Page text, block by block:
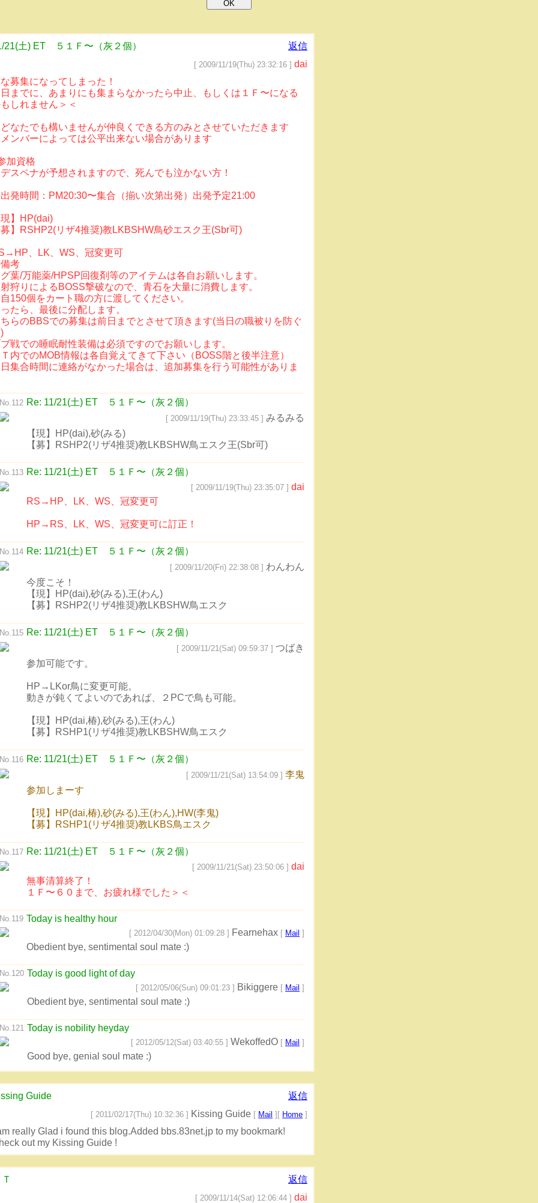
21(土) ET ５１Ｆ〜（灰２個） 返信
[ 2009/11/19(Thu) 23:32:16 ] dai
募集になってしまった！
までに、あまりにも集まらなかったら中止、もしくは１Ｆ〜になる
しれません＞＜
なたでも構いませんが仲良くできる方のみとさせていただきます
ンバーによっては公平出来ない場合があります
加資格
スペナが予想されますので、死んでも泣かない方！
発時間：PM20:30〜集合（揃い次第出発）出発予定21:00
】HP(dai)
】RSHP2(リザ4推奨)教LKBSHW鳥砂エスク王(Sbr可)
、LK、WS、冠変更可
考
葉/万能薬/HPSP回復剤等のアイテムは各自お願いします。
狩りによるBOSS撃破なので、青石を大量に消費します。
150個をカート職の方に渡してください。
たら、最後に分配します。
らのBBSでの募集は前日までとさせて頂きます(当日の職被りを防ぐ
戦での睡眠耐性装備は必須ですのでお願いします。
内でのMOB情報は各自覚えてきて下さい（BOSS階と後半注意）
集合時間に連絡がなかった場合は、追加募集を行う可能性がありま
No.112 Re: 11/21(土) ET ５１Ｆ〜（灰２個）
[ 2009/11/19(Thu) 23:33:45 ] みるみる
【現】HP(dai),砂(みる)
【募】RSHP2(リザ4推奨)教LKBSHW鳥エスク王(Sbr可)
No.113 Re: 11/21(土) ET ５１Ｆ〜（灰２個）
[ 2009/11/19(Thu) 23:35:07 ] dai
RS→HP、LK、WS、冠変更可
HP→RS、LK、WS、冠変更可に訂正！
No.114 Re: 11/21(土) ET ５１Ｆ〜（灰２個）
[ 2009/11/20(Fri) 22:38:08 ] わんわん
今度こそ！
【現】HP(dai),砂(みる),王(わん)
【募】RSHP2(リザ4推奨)教LKBSHW鳥エスク
No.115 Re: 11/21(土) ET ５１Ｆ〜（灰２個）
[ 2009/11/21(Sat) 09:59:37 ] つばき
参加可能です。
HP→LKor鳥に変更可能。
動きが鈍くてよいのであれば、２PCで鳥も可能。
【現】HP(dai,椿),砂(みる),王(わん)
【募】RSHP1(リザ4推奨)教LKBSHW鳥エスク
No.116 Re: 11/21(土) ET ５１Ｆ〜（灰２個）
[ 2009/11/21(Sat) 13:54:09 ] 李鬼
参加しまーす
【現】HP(dai,椿),砂(みる),王(わん),HW(李鬼)
【募】RSHP1(リザ4推奨)教LKBS鳥エスク
No.117 Re: 11/21(土) ET ５１Ｆ〜（灰２個）
[ 2009/11/21(Sat) 23:50:06 ] dai
無事清算終了！
１Ｆ〜６０まで、お疲れ様でした＞＜
No.119 Today is healthy hour
[ 2012/04/30(Mon) 01:09:28 ] Fearnehax [ Mail ]
Obedient bye, sentimental soul mate :)
No.120 Today is good light of day
[ 2012/05/06(Sun) 09:01:23 ] Bikiggere [ Mail ]
Obedient bye, sentimental soul mate :)
No.121 Today is nobility heyday
[ 2012/05/12(Sat) 03:40:55 ] WekoffedO [ Mail ]
Good bye, genial soul mate :)
Guide 返信
[ 2011/02/17(Thu) 10:32:36 ] Kissing Guide [ Mail ][ Home ]
really Glad i found this blog.Added bbs.83net.jp to my bookmark!
out my Kissing Guide !
返信
[ 2009/11/14(Sat) 12:06:44 ] dai